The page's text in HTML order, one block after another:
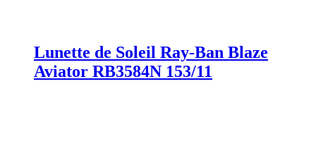
Lunette de Soleil Ray-Ban Blaze
Aviator RB3584N 153/11